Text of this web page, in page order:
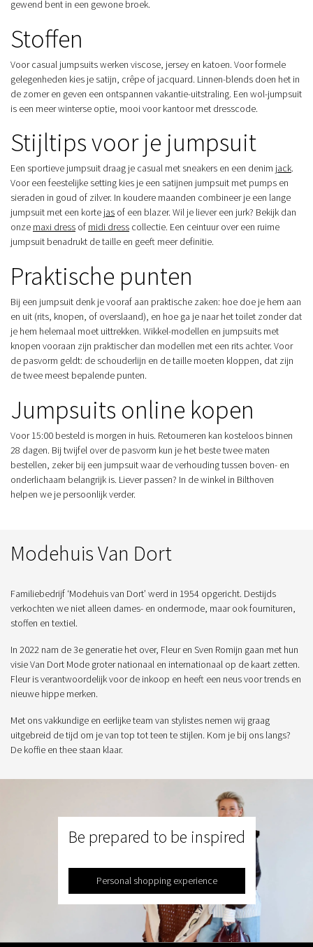
gewend bent in een gewone broek.
Stoffen
Voor casual jumpsuits werken viscose, jersey en katoen. Voor formele
gelegenheden kies je satijn, crêpe of jacquard. Linnen-blends doen het in
de zomer en geven een ontspannen vakantie-uitstraling. Een wol-jumpsuit
is een meer winterse optie, mooi voor kantoor met dresscode.
Stijltips voor je jumpsuit
Een sportieve jumpsuit draag je casual met sneakers en een denim jack.
Voor een feestelijke setting kies je een satijnen jumpsuit met pumps en
sieraden in goud of zilver. In koudere maanden combineer je een lange
jumpsuit met een korte jas of een blazer. Wil je liever een jurk? Bekijk dan
onze maxi dress of midi dress collectie. Een ceintuur over een ruime
jumpsuit benadrukt de taille en geeft meer definitie.
Praktische punten
Bij een jumpsuit denk je vooraf aan praktische zaken: hoe doe je hem aan
en uit (rits, knopen, of overslaand), en hoe ga je naar het toilet zonder dat
je hem helemaal moet uittrekken. Wikkel-modellen en jumpsuits met
knopen vooraan zijn praktischer dan modellen met een rits achter. Voor
de pasvorm geldt: de schouderlijn en de taille moeten kloppen, dat zijn
de twee meest bepalende punten.
Jumpsuits online kopen
Voor 15:00 besteld is morgen in huis. Retourneren kan kosteloos binnen
28 dagen. Bij twijfel over de pasvorm kun je het beste twee maten
bestellen, zeker bij een jumpsuit waar de verhouding tussen boven- en
onderlichaam belangrijk is. Liever passen? In de winkel in Bilthoven
helpen we je persoonlijk verder.
Modehuis Van Dort
Familiebedrijf ‘Modehuis van Dort’ werd in 1954 opgericht. Destijds
verkochten we niet alleen dames- en ondermode, maar ook fournituren,
stoffen en textiel.
In 2022 nam de 3e generatie het over, Fleur en Sven Romijn gaan met hun
visie Van Dort Mode groter nationaal en internationaal op de kaart zetten.
Fleur is verantwoordelijk voor de inkoop en heeft een neus voor trends en
nieuwe hippe merken.
Met ons vakkundige en eerlijke team van stylistes nemen wij graag
uitgebreid de tijd om je van top tot teen te stijlen. Kom je bij ons langs?
De koffie en thee staan klaar.
Be prepared to be inspired
Personal shopping experience